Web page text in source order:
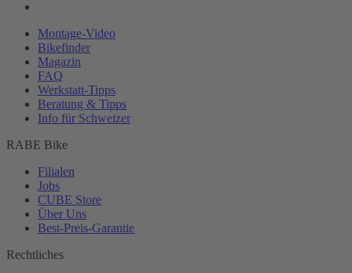
Montage-Video
Bikefinder
Magazin
FAQ
Werkstatt-Tipps
Beratung & Tipps
Info für Schweizer
RABE Bike
Filialen
Jobs
CUBE Store
Über Uns
Best-Preis-Garantie
Rechtliches